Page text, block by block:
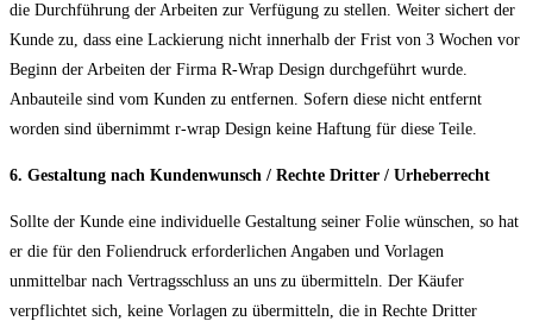
die Durchführung der Arbeiten zur Verfügung zu stellen. Weiter sichert der
Kunde zu, dass eine Lackierung nicht innerhalb der Frist von 3 Wochen vor
Beginn der Arbeiten der Firma R-Wrap Design durchgeführt wurde.
Anbauteile sind vom Kunden zu entfernen. Sofern diese nicht entfernt
worden sind übernimmt r-wrap Design keine Haftung für diese Teile.
6. Gestaltung nach Kundenwunsch / Rechte Dritter / Urheberrecht
Sollte der Kunde eine individuelle Gestaltung seiner Folie wünschen, so hat
er die für den Foliendruck erforderlichen Angaben und Vorlagen
unmittelbar nach Vertragsschluss an uns zu übermitteln. Der Käufer
verpflichtet sich, keine Vorlagen zu übermitteln, die in Rechte Dritter